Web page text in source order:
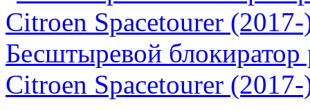
Бесштыревой блокиратор
Citroen Spacetourer